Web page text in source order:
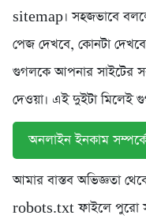
sitemap। সহজভাবে
পেজ দেখবে, কোনটা
গুগলকে আপনার সাইটের
দেওয়া। এই দুইটা মিলেই
অনলাইন ইনকাম
আমার বাস্তব অভিজ্ঞতা
robots.txt ফাইলে পুরো